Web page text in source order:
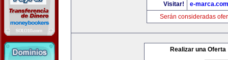
Visitar!
e-marca.com
Serán consideradas
Realizar una Oferta